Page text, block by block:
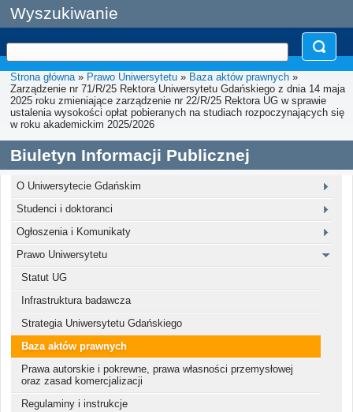
Wyszukiwanie
Strona główna» Prawo Uniwersytetu » Baza aktów prawnych »
Zarządzenie nr 71/R/25 Rektora Uniwersytetu Gdańskiego z dnia 14 maja
2025 roku zmieniające zarządzenie nr 22/R/25 Rektora UG w sprawie
ustalenia wysokości opłat pobieranych na studiach rozpoczynających się
w roku akademickim 2025/2026
Biuletyn Informacji Publicznej
O Uniwersytecie Gdańskim
Studenci i doktoranci
Ogłoszenia i Komunikaty
Prawo Uniwersytetu
Statut UG
Infrastruktura badawcza
Strategia Uniwersytetu Gdańskiego
Baza aktów prawnych
Prawa autorskie i pokrewne, prawa własności przemysłowej
oraz zasad komercjalizacji
Regulaminy i instrukcje